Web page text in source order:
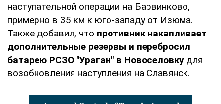
наступательной операции на Барвинково,
примерно в 35 км к юго-западу от Изюма.
Также добавил, что противник накапливает
дополнительные резервы и перебросил
батарею РСЗО "Ураган" в Новоселовку для
возобновления наступления на Славянск.